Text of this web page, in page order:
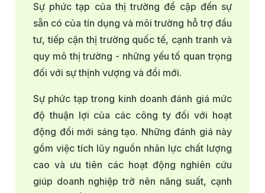
Sự phức tạp của thị trường đề cập đến sự
sẵn có của tín dụng và môi trường hỗ trợ đầu
tư, tiếp cận thị trường quốc tế, cạnh tranh và
quy mô thị trường - những yếu tố quan trọng
đối với sự thịnh vượng và đổi mới.
Sự phức tạp trong kinh doanh đánh giá mức
độ thuận lợi của các công ty đối với hoạt
động đổi mới sáng tạo. Những đánh giá này
gồm việc tích lũy nguồn nhân lực chất lượng
cao và ưu tiên các hoạt động nghiên cứu
giúp doanh nghiệp trở nên năng suất, cạnh